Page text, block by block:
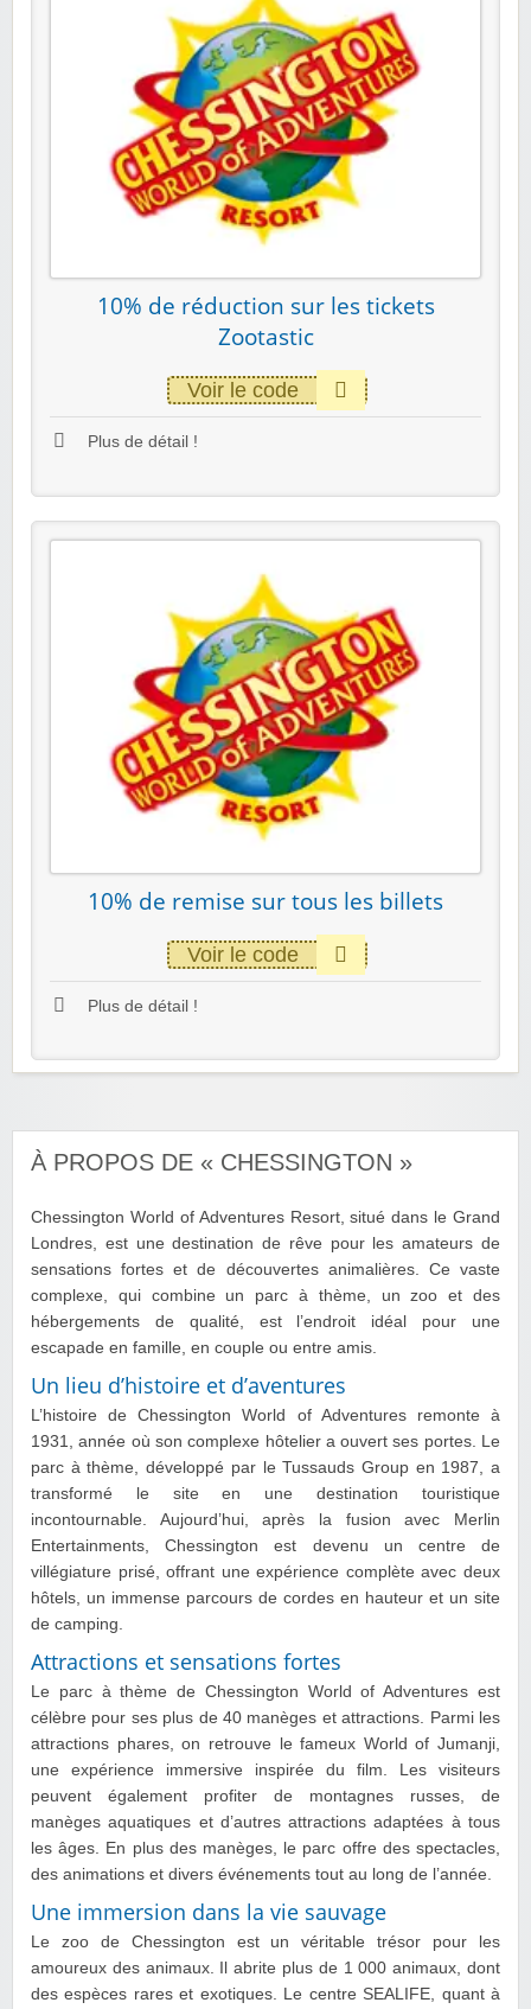
10% de réduction sur les tickets
Zootastic
Voir le code
Plus de détail !
10% de remise sur tous les billets
Voir le code
Plus de détail !
À PROPOS DE « CHESSINGTON »
Chessington World of Adventures Resort, situé dans le Grand
Londres, est une destination de rêve pour les amateurs de
sensations fortes et de découvertes animalières. Ce vaste
complexe, qui combine un parc à thème, un zoo et des
hébergements de qualité, est l’endroit idéal pour une
escapade en famille, en couple ou entre amis.
Un lieu d’histoire et d’aventures
L’histoire de Chessington World of Adventures remonte à
1931, année où son complexe hôtelier a ouvert ses portes. Le
parc à thème, développé par le Tussauds Group en 1987, a
transformé le site en une destination touristique
incontournable. Aujourd’hui, après la fusion avec Merlin
Entertainments, Chessington est devenu un centre de
villégiature prisé, offrant une expérience complète avec deux
hôtels, un immense parcours de cordes en hauteur et un site
de camping.
Attractions et sensations fortes
Le parc à thème de Chessington World of Adventures est
célèbre pour ses plus de 40 manèges et attractions. Parmi les
attractions phares, on retrouve le fameux World of Jumanji,
une expérience immersive inspirée du film. Les visiteurs
peuvent également profiter de montagnes russes, de
manèges aquatiques et d’autres attractions adaptées à tous
les âges. En plus des manèges, le parc offre des spectacles,
des animations et divers événements tout au long de l’année.
Une immersion dans la vie sauvage
Le zoo de Chessington est un véritable trésor pour les
amoureux des animaux. Il abrite plus de 1 000 animaux, dont
des espèces rares et exotiques. Le centre SEALIFE, quant à